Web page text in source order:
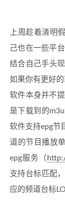
上周趁着清明
己也在一些平
结合自己手头
如果你有更好的
软件本身并不
是下载到的
软件支持epg节
道的节目播放
epg服务（
支持台标匹配
应的频道台标